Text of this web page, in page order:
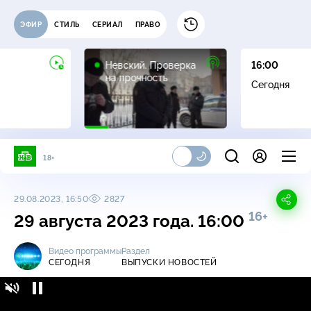
ЭФИР СТИЛЬ СЕРИАЛ ПРАВО
Невский. Проверка
на прочность
16+
16:00
Сегодня
18+
29.08.2023, 16:50 2827
29 августа 2023 года. 16:00 16+
Видео программы
СЕГОДНЯ
Раздел
ВЫПУСКИ НОВОСТЕЙ